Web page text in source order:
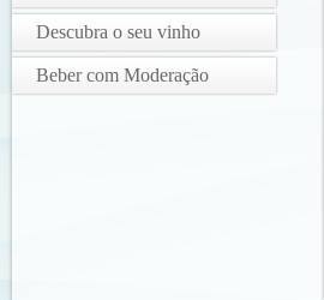
Descubra o seu vinho
Beber com Moderação